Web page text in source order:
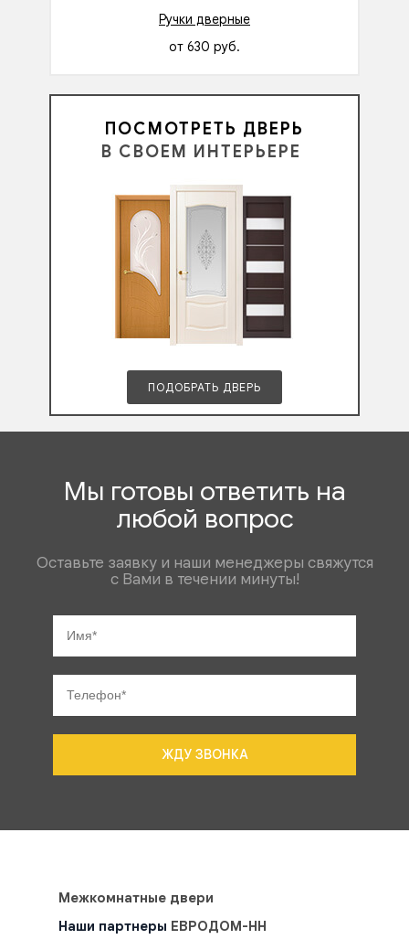
ПОСМОТРЕТЬ ДВЕРЬ
В СВОЕМ ИНТЕРЬЕРЕ
ПОДОБРАТЬ ДВЕРЬ
Ручки дверные
от 630 руб.
Мы готовы ответить на
любой вопрос
Оставьте заявку и наши менеджеры свяжутся
с Вами в течении минуты!
ЖДУ ЗВОНКА
Межкомнатные двери
Наши партнеры ЕВРОДОМ-НН